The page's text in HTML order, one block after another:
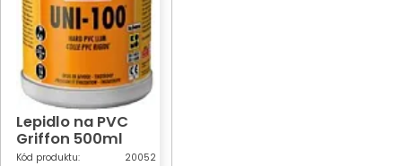
Lepidlo na PVC
Griffon 500ml
Kód produktu: 20052